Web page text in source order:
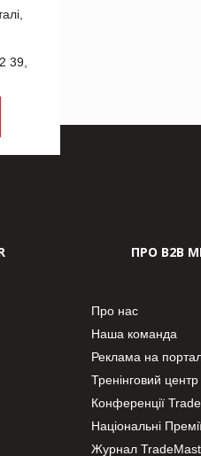
39,
ПРО В2В
Про нас
Наша команда
Реклама на
Тренінговий центр
Конференції
Національні
Журнал